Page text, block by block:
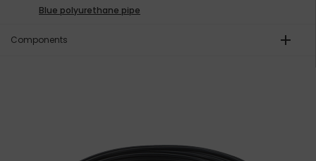
Blue polyurethane pipe
Components add